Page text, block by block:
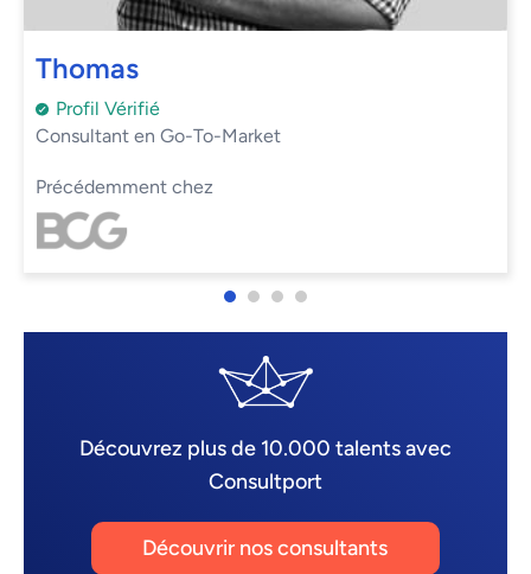
Thomas
Profil Vérifié
Consultant en Go-To-Market
Précédemment chez
Découvrez plus de 10.000 talents avec
Consultport
Découvrir nos consultants